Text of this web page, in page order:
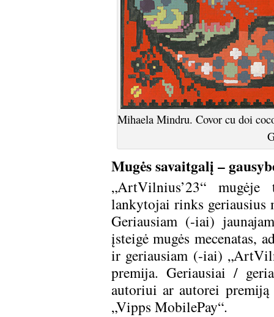
Mihaela Mindru. Covor cu doi
Mugės savaitgalį –
„ArtVilnius’23“
lankytojai rinks geriausius
Geriausiam (-iai)
įsteigė mugės mecenatas,
ir geriausiam (-iai)
premija. Geriausiai /
autoriui ar autorei
„Vipps MobilePay“.